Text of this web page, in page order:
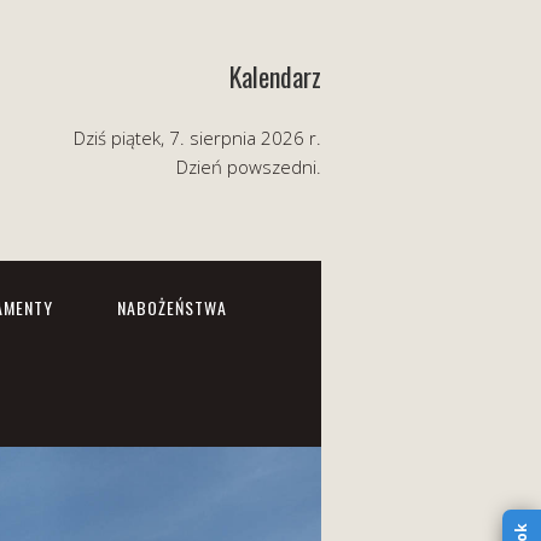
Kalendarz
Dziś piątek, 7. sierpnia 2026 r.
Dzień powszedni.
NABOŻEŃSTWA